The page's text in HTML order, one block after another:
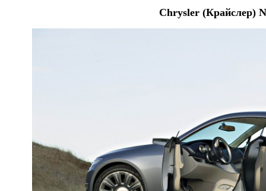
Chrysler (Крайслер)